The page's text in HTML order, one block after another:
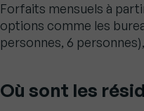
Forfaits mensuels à
options comme les
personnes, 6
Où sont les